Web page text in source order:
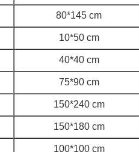
80*145 cm
10*50 cm
40*40 cm
75*90 cm
150*240 cm
150*180 cm
100*100 cm